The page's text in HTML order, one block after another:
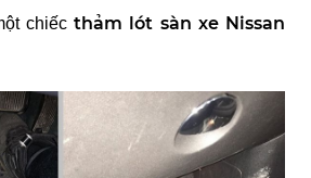
chiếc thảm lót sàn xe Nissan